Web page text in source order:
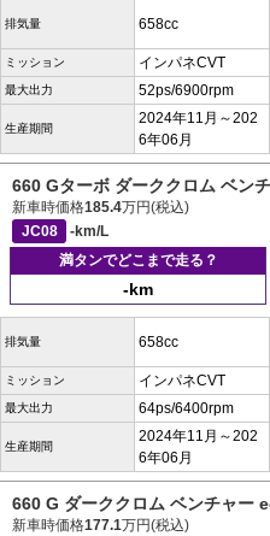
排気量 658cc
ミッション インパネCVT
最大出力 52ps/6900rpm
生産期間
2024年11月～202
6年06月
660 Gターボ ダーククロム ベン
新車時価格185.4万円(税込)
JC08
-km/L
満タンでどこまで走る？
-km
排気量 658cc
ミッション インパネCVT
最大出力 64ps/6400rpm
生産期間
2024年11月～202
6年06月
660 G ダーククロム ベンチャー
新車時価格177.1万円(税込)